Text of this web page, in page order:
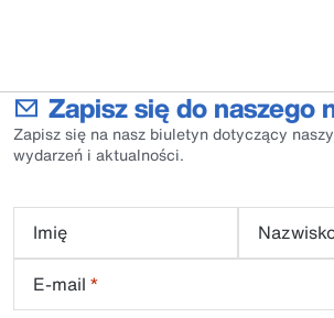
Zapisz się do naszego
Zapisz się na nasz biuletyn dotyczący
wydarzeń i aktualności.
Imię
E-mail *